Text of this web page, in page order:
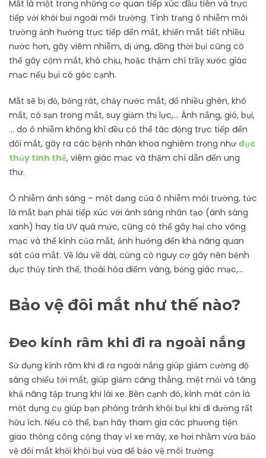
Mắt là một trong những cơ quan tiếp xúc đầu tiên và trực
tiếp với khói bụi ngoài môi trường. Tình trạng ô nhiễm môi
trường ảnh hưởng trực tiếp đến mắt, khiến mắt tiết nhiều
nước hơn, gây viêm nhiễm, dị ứng, đồng thời bụi cũng có
thể gây cộm mắt, khó chịu, hoặc thậm chí trầy xước giác
mạc nếu bụi có góc cạnh.
Mắt sẽ bị đỏ, bỏng rát, chảy nước mắt, đổ nhiều ghèn, khô
mắt, có sạn trong mắt, suy giảm thị lực,… Ánh nắng, gió, bụi,
… do ô nhiễm không khí đều có thể tác động trực tiếp đến
đôi mắt, gây ra các bệnh nhãn khoa nghiêm trọng như đục
thủy tinh thể, viêm giác mạc và thậm chí dẫn đến ung
thư.
Ô nhiễm ánh sáng – một dạng của ô nhiễm môi trường, tức
là mắt bạn phải tiếp xúc với ánh sáng nhân tạo (ánh sáng
xanh) hay tia UV quá mức, cũng có thể gây hại cho võng
mạc và thể kính của mắt, ảnh hưởng đến khả năng quan
sát của mắt. Về lâu về dài, cũng có nguy cơ gây nên bệnh
đục thủy tinh thể, thoái hóa điểm vàng, bỏng giác mạc,…
Bảo vệ đôi mắt như thế nào?
Đeo kính râm khi đi ra ngoài nắng
Sử dụng kính râm khi đi ra ngoài nắng giúp giảm cường độ
sáng chiếu tới mắt, giúp giảm căng thẳng, mệt mỏi và tăng
khả năng tập trung khi lái xe. Bên cạnh đó, kính mát còn là
một dụng cụ giúp bạn phòng tránh khói bụi khi đi đường rất
hữu ích. Nếu có thể, bạn hãy tham gia các phương tiện
giao thông công cộng thay vì xe máy, xe hơi nhằm vừa bảo
vệ đôi mắt khỏi khói bụi vừa để bảo vệ môi trường.